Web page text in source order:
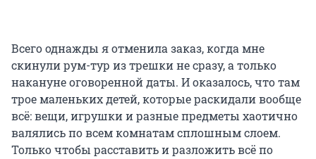
Всего однажды я отменила заказ, когда мне
скинули рум-тур из трешки не сразу, а только
накануне оговоренной даты. И оказалось, что там
трое маленьких детей, которые раскидали вообще
всё: вещи, игрушки и разные предметы хаотично
валялись по всем комнатам сплошным слоем.
Только чтобы расставить и разложить всё по